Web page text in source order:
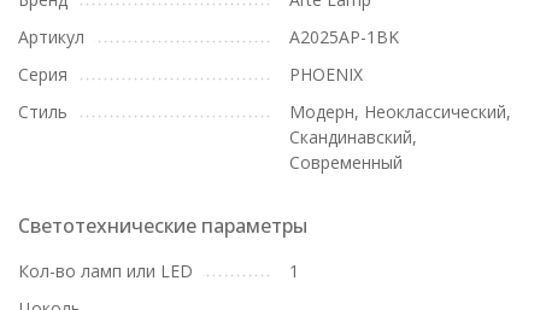
Артикул
A2025AP-1BK
Серия
PHOENIX
Стиль
Модерн, Неоклассический,
Скандинавский,
Современный
Светотехнические параметры
Кол-во ламп или LED
1